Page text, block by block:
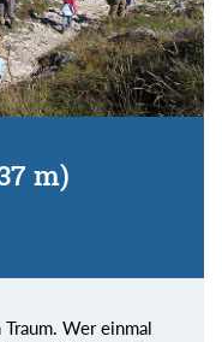
m)
Wer einmal